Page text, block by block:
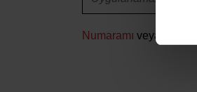
Numaramı veya